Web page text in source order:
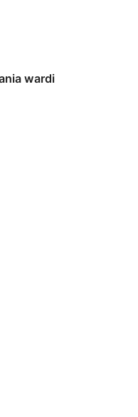
wardi